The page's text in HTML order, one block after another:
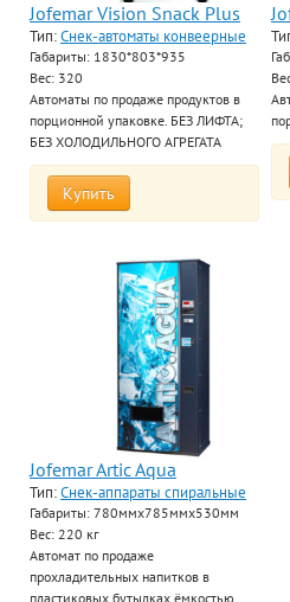
Jofemar Vision Snack Plus
Тип:Снек-автоматы конвеерные
Габариты: 1830*803*935
Вес: 320
Автоматы по продаже продуктов в
порционной упаковке. БЕЗ ЛИФТА;
БЕЗ ХОЛОДИЛЬНОГО АГРЕГАТА
Купить
Jofemar Artic Aqua
Тип:Снек-аппараты спиральные
Габариты: 780ммx785ммx530мм
Вес: 220 кг
Автомат по продаже
прохладительных напитков в
пластиковых бутылках ёмкостью